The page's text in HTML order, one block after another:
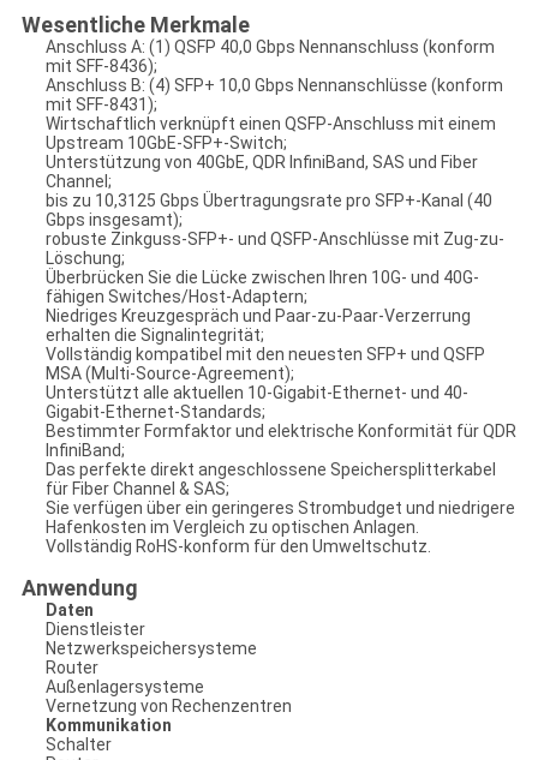
Wesentliche Merkmale
Anschluss A: (1) QSFP 40,0 Gbps Nennanschluss (konform
mit SFF-8436);
Anschluss B: (4) SFP+ 10,0 Gbps Nennanschlüsse (konform
mit SFF-8431);
Wirtschaftlich verknüpft einen QSFP-Anschluss mit einem
Upstream 10GbE-SFP+-Switch;
Unterstützung von 40GbE, QDR InfiniBand, SAS und Fiber
Channel;
bis zu 10,3125 Gbps Übertragungsrate pro SFP+-Kanal (40
Gbps insgesamt);
robuste Zinkguss-SFP+- und QSFP-Anschlüsse mit Zug-zu-
Löschung;
Überbrücken Sie die Lücke zwischen Ihren 10G- und 40G-
fähigen Switches/Host-Adaptern;
Niedriges Kreuzgespräch und Paar-zu-Paar-Verzerrung
erhalten die Signalintegrität;
Vollständig kompatibel mit den neuesten SFP+ und QSFP
MSA (Multi-Source-Agreement);
Unterstützt alle aktuellen 10-Gigabit-Ethernet- und 40-
Gigabit-Ethernet-Standards;
Bestimmter Formfaktor und elektrische Konformität für QDR
InfiniBand;
Das perfekte direkt angeschlossene Speichersplitterkabel
für Fiber Channel & SAS;
Sie verfügen über ein geringeres Strombudget und niedrigere
Hafenkosten im Vergleich zu optischen Anlagen.
Vollständig RoHS-konform für den Umweltschutz.
Anwendung
Daten
Dienstleister
Netzwerkspeichersysteme
Router
Außenlagersysteme
Vernetzung von Rechenzentren
Kommunikation
Schalter